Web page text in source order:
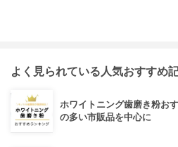
よく見られている人気おすすめ
ホワイトニング歯磨き粉お
の多い市販品を中心に